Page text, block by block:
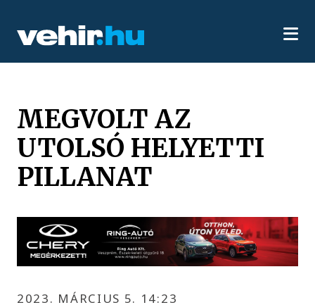
MEGVOLT AZ
UTOLSÓ HELYETTI
PILLANAT
2023. MÁRCIUS 5. 14:23